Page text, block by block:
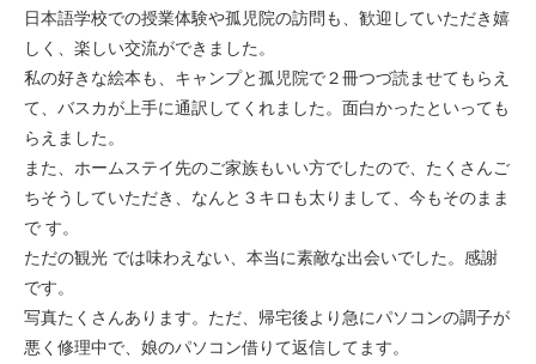
スリランカ
セブ
タイ
台湾
中国/海南島
ニュージーランド
日本語学校での授業体験や孤児院の訪問も、歓迎していただき嬉
しく、楽しい交流ができました。
私の好きな絵本も、キャンプと孤児院で２冊つづ読ませてもらえ
て、バスカが上手に通訳してくれました。面白かったといっても
らえました。
また、ホームステイ先のご家族もいい方でしたので、たくさんご
ちそうしていただき、なんと３キロも太りまして、今もそのまま
で す。
ただの観光 では味わえない、本当に素敵な出会いでした。感謝
です。
写真たくさんあります。ただ、帰宅後より急にパソコンの調子が
悪く修理中で、娘のパソコン借りて返信してます。